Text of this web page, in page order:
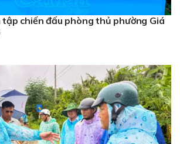
tập chiến đấu phòng thủ phường Giá